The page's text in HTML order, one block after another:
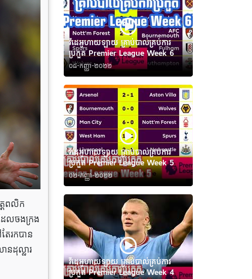
តពលិក
លចងក្រង
រកបាន
ដុល្លារ
វីដេអូហាយឡាយ គ្រាប់បាល់គ្រប់ការ
ប្រកួត Premier League Week 6
០៨-កញ្ញា-២០២២
វីដេអូហាយឡាយ គ្រាប់បាល់គ្រប់ការ
ប្រកួត Premier League Week 5
០២-កញ្ញា-២០២២
វីដេអូហាយឡាយ គ្រាប់បាល់គ្រប់ការ
ប្រកួត Premier League Week 4